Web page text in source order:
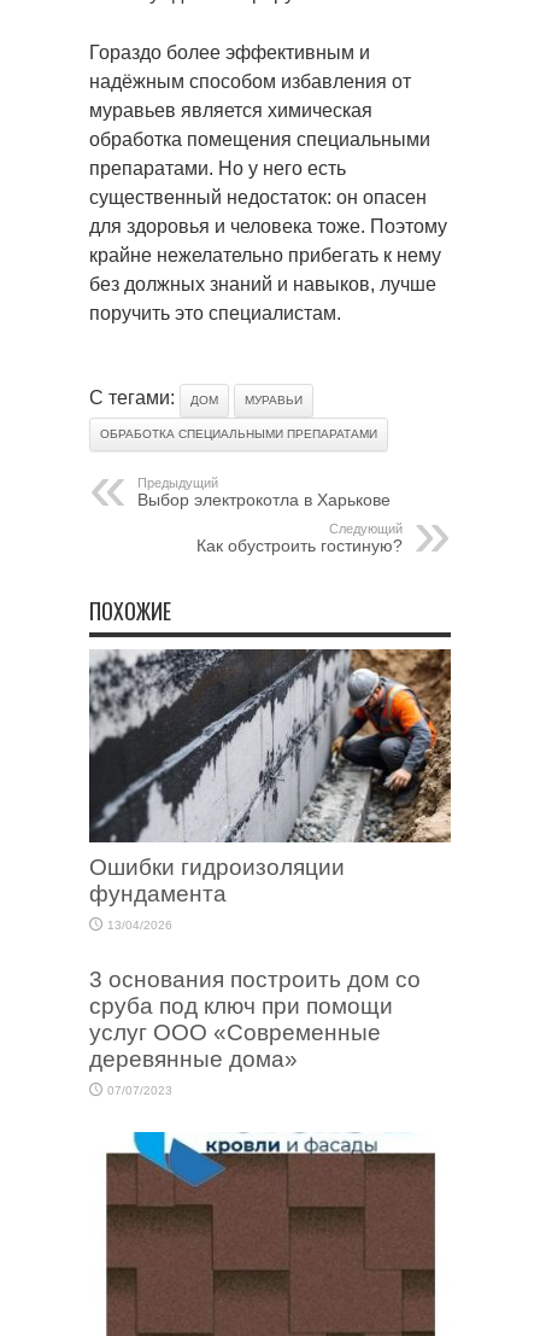
Гораздо более эффективным и
надёжным способом избавления от
муравьев является химическая
обработка помещения специальными
препаратами. Но у него есть
существенный недостаток: он опасен
для здоровья и человека тоже. Поэтому
крайне нежелательно прибегать к нему
без должных знаний и навыков, лучше
поручить это специалистам.
С тегами: ДОМ МУРАВЬИ
ОБРАБОТКА СПЕЦИАЛЬНЫМИ ПРЕПАРАТАМИ
Предыдущий
Выбор электрокотла в Харькове
Следующий
Как обустроить гостиную?
ПОХОЖИЕ
Ошибки гидроизоляции
фундамента
13/04/2026
3 основания построить дом со
сруба под ключ при помощи
услуг ООО «Современные
деревянные дома»
07/07/2023